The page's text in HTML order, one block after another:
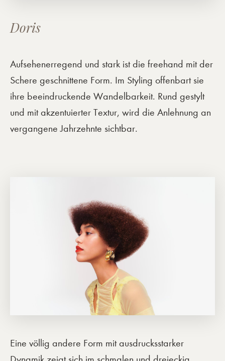
Doris
Aufsehenerregend und stark ist die freehand mit der
Schere geschnittene Form. Im Styling offenbart sie
ihre beeindruckende Wandelbarkeit. Rund gestylt
und mit akzentuierter Textur, wird die Anlehnung an
vergangene Jahrzehnte sichtbar.
Eine völlig andere Form mit ausdrucksstarker